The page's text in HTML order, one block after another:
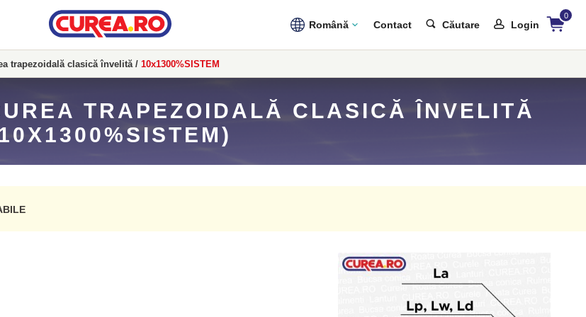
Română Contact Căutare Login
0
trapezoidală clasică învelită / 10x1300%SISTEM
TRAPEZOIDALĂ CLASICĂ ÎNVELITĂ